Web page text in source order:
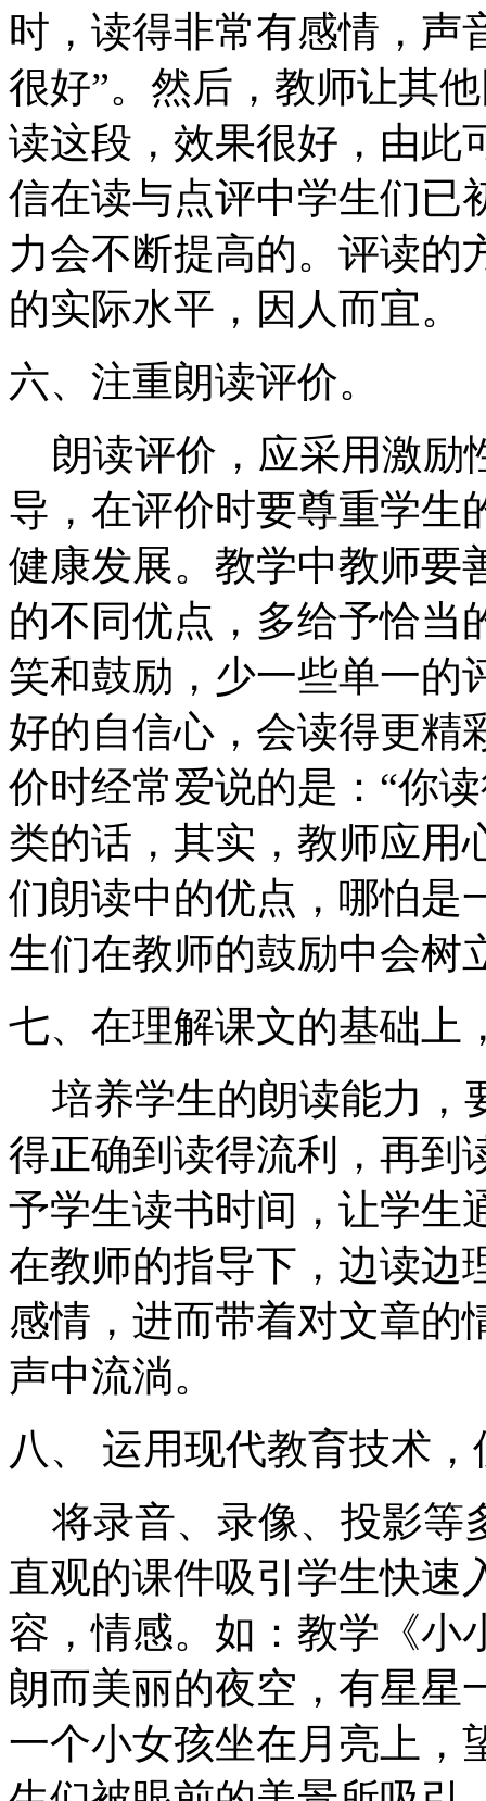
时，读得非常有感情，声
很好”。然后，教师让其
读这段，效果很好，由此
信在读与点评中学生们已
力会不断提高的。评读的
的实际水平，因人而宜。
六、注重朗读评价。
朗读评价，应采用激励
导，在评价时要尊重学生
健康发展。教学中教师要
的不同优点，多给予恰当
笑和鼓励，少一些单一的
好的自信心，会读得更精
价时经常爱说的是：“你
类的话，其实，教师应用
们朗读中的优点，哪怕是
生们在教师的鼓励中会树
七、在理解课文的基础上
培养学生的朗读能力，
得正确到读得流利，再到
予学生读书时间，让学生
在教师的指导下，边读边
感情，进而带着对文章的
声中流淌。
八、 运用现代教育技术
将录音、录像、投影等
直观的课件吸引学生快速
容，情感。如：教学《小
朗而美丽的夜空，有星星
一个小女孩坐在月亮上，